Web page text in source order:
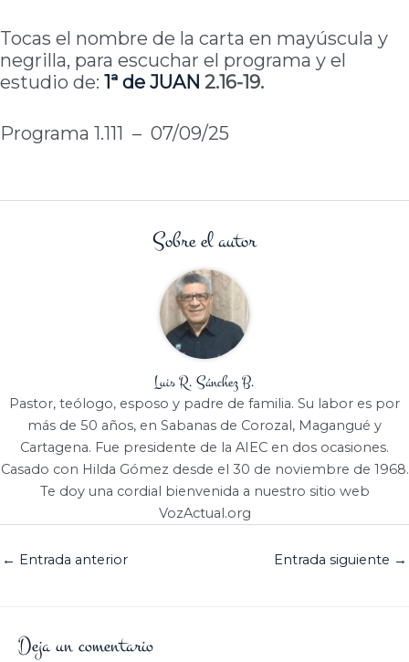
Tocas el nombre de la carta en mayúscula y
negrilla, para escuchar el programa y el
estudio de: 1ª de JUAN 2.16-19.
Programa 1.111 – 07/09/25
Sobre el autor
Luis R. Sánchez B.
Pastor, teólogo, esposo y padre de familia. Su labor es por
más de 50 años, en Sabanas de Corozal, Magangué y
Cartagena. Fue presidente de la AIEC en dos ocasiones.
Casado con Hilda Gómez desde el 30 de noviembre de 1968.
Te doy una cordial bienvenida a nuestro sitio web
VozActual.org
← Entrada anterior Entrada siguiente →
Deja un comentario